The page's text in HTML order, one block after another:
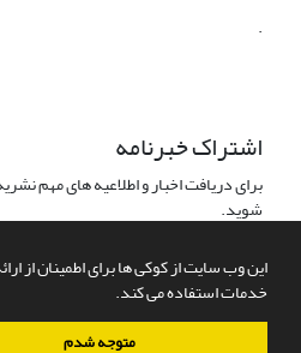
این وب سایت از کوکی ها برای اطمینان از
خدمات استفاده می کند.
متوجه شدم
.
اشتراک خبرنامه
برای دریافت اخبار و اطلاعیه های مهم
شوید.